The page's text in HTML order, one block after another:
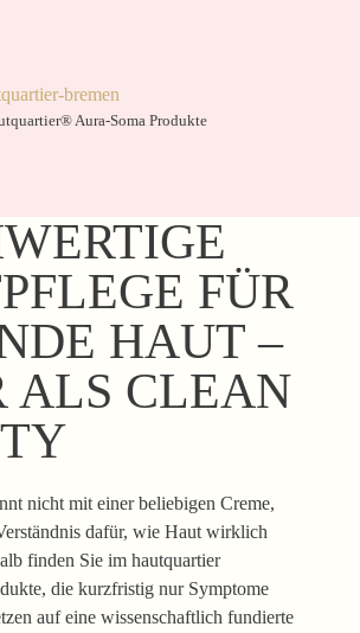
Aura-Soma Produkte
FÜR
HAUT –
ALS CLEAN
nicht mit einer beliebigen Creme,
dafür, wie Haut wirklich
finden Sie im hautquartier
die kurzfristig nur Symptome
auf eine wissenschaftlich fundierte